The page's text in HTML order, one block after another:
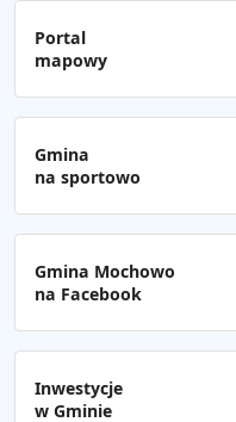
Portal
mapowy
Gmina
na sportowo
Gmina Mochowo
na Facebook
Inwestycje
w Gminie